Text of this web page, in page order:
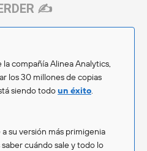
✍️
compañía Alinea Analytics,
los 30 millones de copias
siendo todoun éxito.
su versión más primigenia
cuándo sale y todo lo